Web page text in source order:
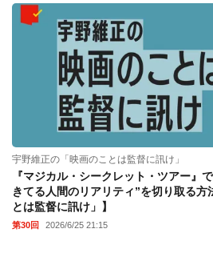
宇野維正の「映画のことは監督に訊け」
『マジカル・シークレット・ツアー』
きてる人間のリアリティ”を切り取る方
とは監督に訊け」】
第30回 2026/6/25 21:15